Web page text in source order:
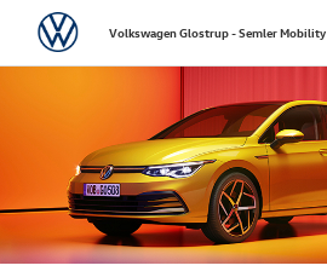
VolkswagenVolkswagen Glostrup - Semler Mobility